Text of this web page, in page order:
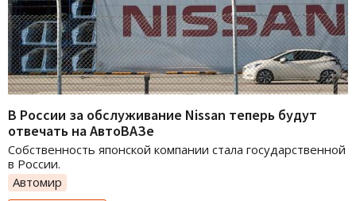
В России за обслуживание Nissan теперь будут
отвечать на АвтоВАЗе
Собственность японской компании стала государственной
в России.
Автомир